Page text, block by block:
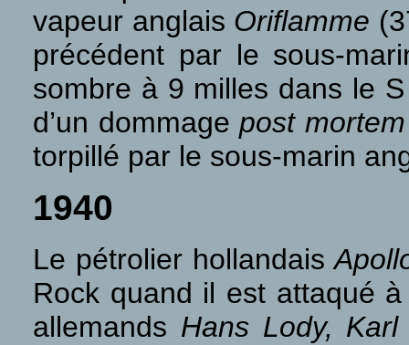
vapeur anglais Oriflamme
précédent par le sous-
sombre à 9 milles dans le
d’un dommage post mortem
torpillé par le sous-marin
1940
Le pétrolier hollandais
Rock quand il est attaqué
allemands Hans Lody, Karl